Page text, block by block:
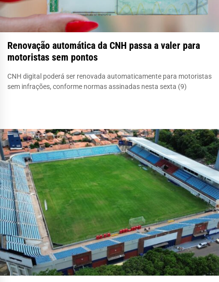
Renovação automática da CNH passa a valer para
motoristas sem pontos
CNH digital poderá ser renovada automaticamente para motoristas
sem infrações, conforme normas assinadas nesta sexta (9)